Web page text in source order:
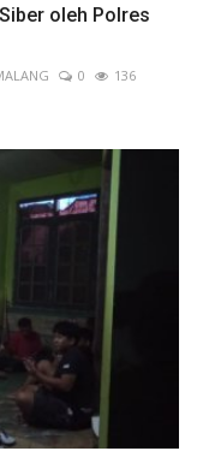
oleh Polres
0
136